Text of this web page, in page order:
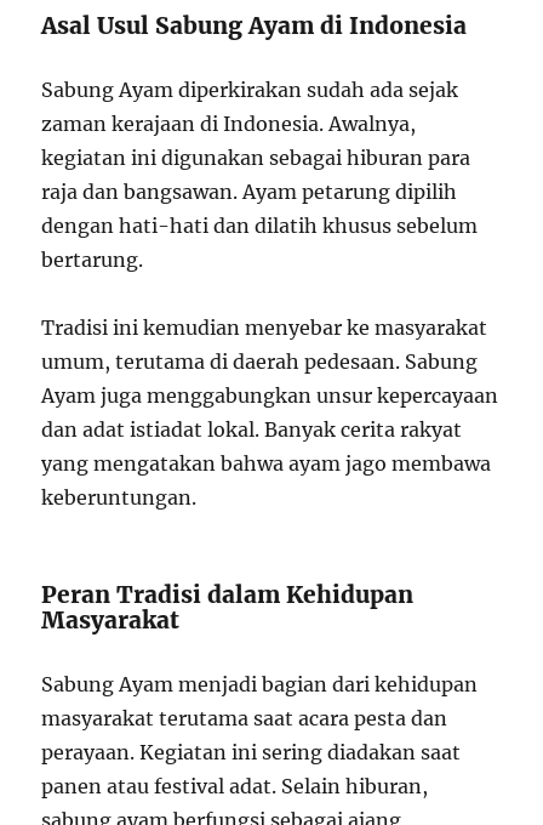
Asal Usul Sabung Ayam di Indonesia
Sabung Ayam diperkirakan sudah ada sejak
zaman kerajaan di Indonesia. Awalnya,
kegiatan ini digunakan sebagai hiburan para
raja dan bangsawan. Ayam petarung dipilih
dengan hati-hati dan dilatih khusus sebelum
bertarung.
Tradisi ini kemudian menyebar ke masyarakat
umum, terutama di daerah pedesaan. Sabung
Ayam juga menggabungkan unsur kepercayaan
dan adat istiadat lokal. Banyak cerita rakyat
yang mengatakan bahwa ayam jago membawa
keberuntungan.
Peran Tradisi dalam Kehidupan
Masyarakat
Sabung Ayam menjadi bagian dari kehidupan
masyarakat terutama saat acara pesta dan
perayaan. Kegiatan ini sering diadakan saat
panen atau festival adat. Selain hiburan,